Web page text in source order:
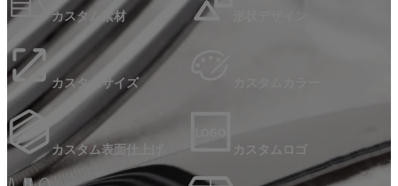
カスタム素材
カスタムサイズ
カスタム表面仕上げ カスタムロゴ